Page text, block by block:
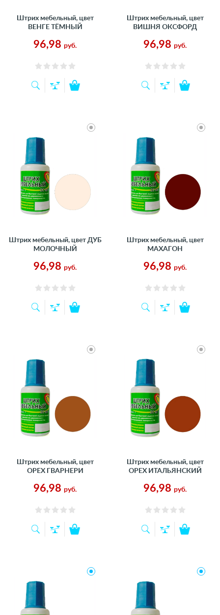
Штрих мебельный, цвет
ВЕНГЕ ТЁМНЫЙ
96,98 руб.
Штрих мебельный, цвет
ВИШНЯ ОКСФОРД
96,98 руб.
Штрих мебельный, цвет ДУБ
МОЛОЧНЫЙ
96,98 руб.
Штрих мебельный, цвет
МАХАГОН
96,98 руб.
Штрих мебельный, цвет
ОРЕХ ГВАРНЕРИ
96,98 руб.
Штрих мебельный, цвет
ОРЕХ ИТАЛЬЯНСКИЙ
96,98 руб.